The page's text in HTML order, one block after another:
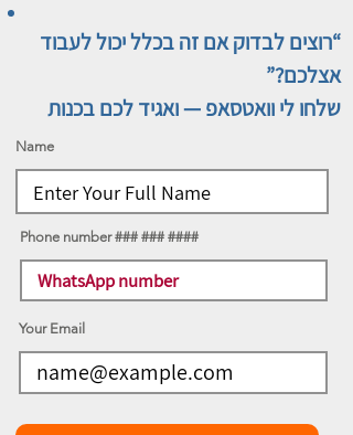
“רוצים לבדוק אם זה בכלל יכול לעבוד
אצלכם?”
שלחו לי וואטסאפ — ואגיד לכם בכנות
Name
Phone number ### ### ####
Your Email